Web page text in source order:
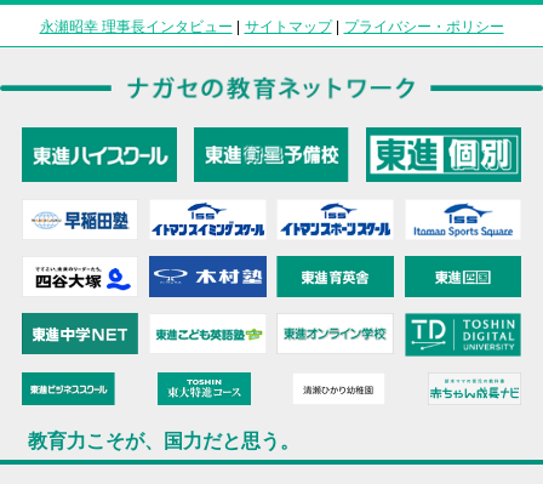
永瀬昭幸 理事長インタビュー | サイトマップ| プライバシー・ポリシー
教育力こそが、国力だと思う。